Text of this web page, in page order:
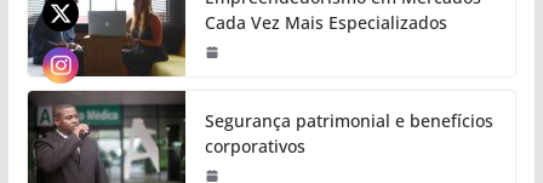
Cada Vez Mais Especializados
Segurança patrimonial e benefícios
corporativos